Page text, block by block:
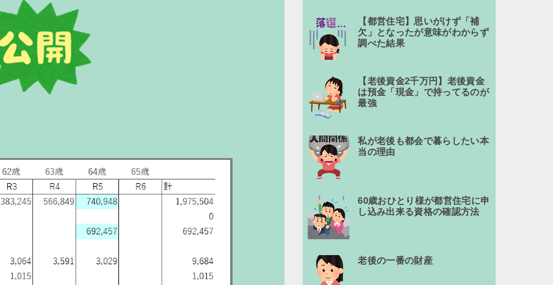
【都営住宅】思いがけず「補
欠」となったが意味がわからず
調べた結果
【老後資金2千万円】老後資金
は預金「現金」で持ってるのが
最強
私が老後も都会で暮らしたい本
当の理由
60歳おひとり様が都営住宅に申
し込み出来る資格の確認方法
老後の一番の財産